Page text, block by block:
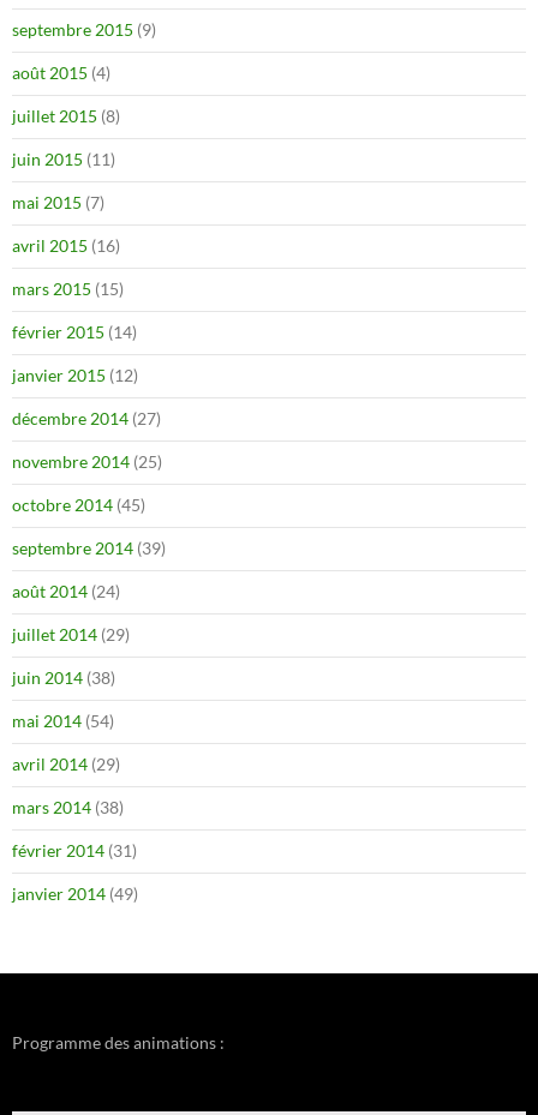
septembre 2015 (9)
août 2015 (4)
juillet 2015 (8)
juin 2015 (11)
mai 2015 (7)
avril 2015 (16)
mars 2015 (15)
février 2015 (14)
janvier 2015 (12)
décembre 2014 (27)
novembre 2014 (25)
octobre 2014 (45)
septembre 2014 (39)
août 2014 (24)
juillet 2014 (29)
juin 2014 (38)
mai 2014 (54)
avril 2014 (29)
mars 2014 (38)
février 2014 (31)
janvier 2014 (49)
Programme des animations :